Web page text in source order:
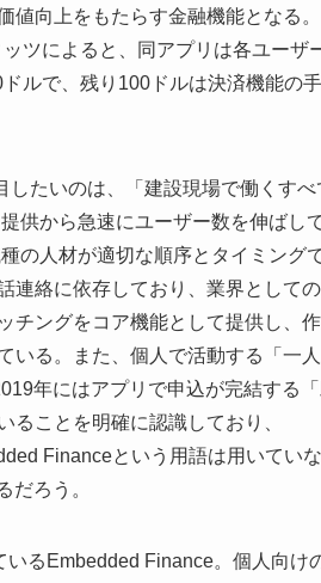
向上をもたらす金融機能となる。
ツによると、同アプリは各ユーザ
ルで、残り100ドルは決済機能の
たいのは、「建設現場で働くすべ
供から急速にユーザー数を伸ばし
の人材が適切な順序とタイミング
連絡に依存しており、業界として
チングをコア機能として提供し、
いる。また、個人で活動する「一
年にはアプリで申込が完結する
ことを明確に認識しており、
Financeという用語は用いてい
だろう。
るEmbedded Finance。個人向け